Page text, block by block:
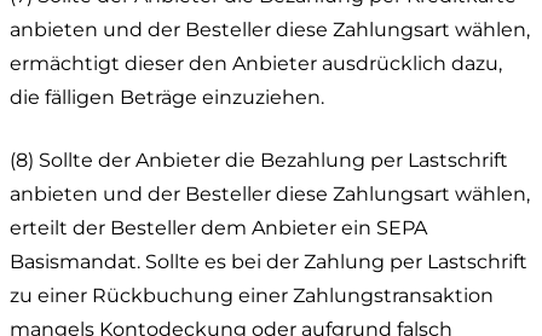
anbieten und der Besteller diese Zahlungsart wählen,
ermächtigt dieser den Anbieter ausdrücklich dazu,
die fälligen Beträge einzuziehen.
(8) Sollte der Anbieter die Bezahlung per Lastschrift
anbieten und der Besteller diese Zahlungsart wählen,
erteilt der Besteller dem Anbieter ein SEPA
Basismandat. Sollte es bei der Zahlung per Lastschrift
zu einer Rückbuchung einer Zahlungstransaktion
mangels Kontodeckung oder aufgrund falsch